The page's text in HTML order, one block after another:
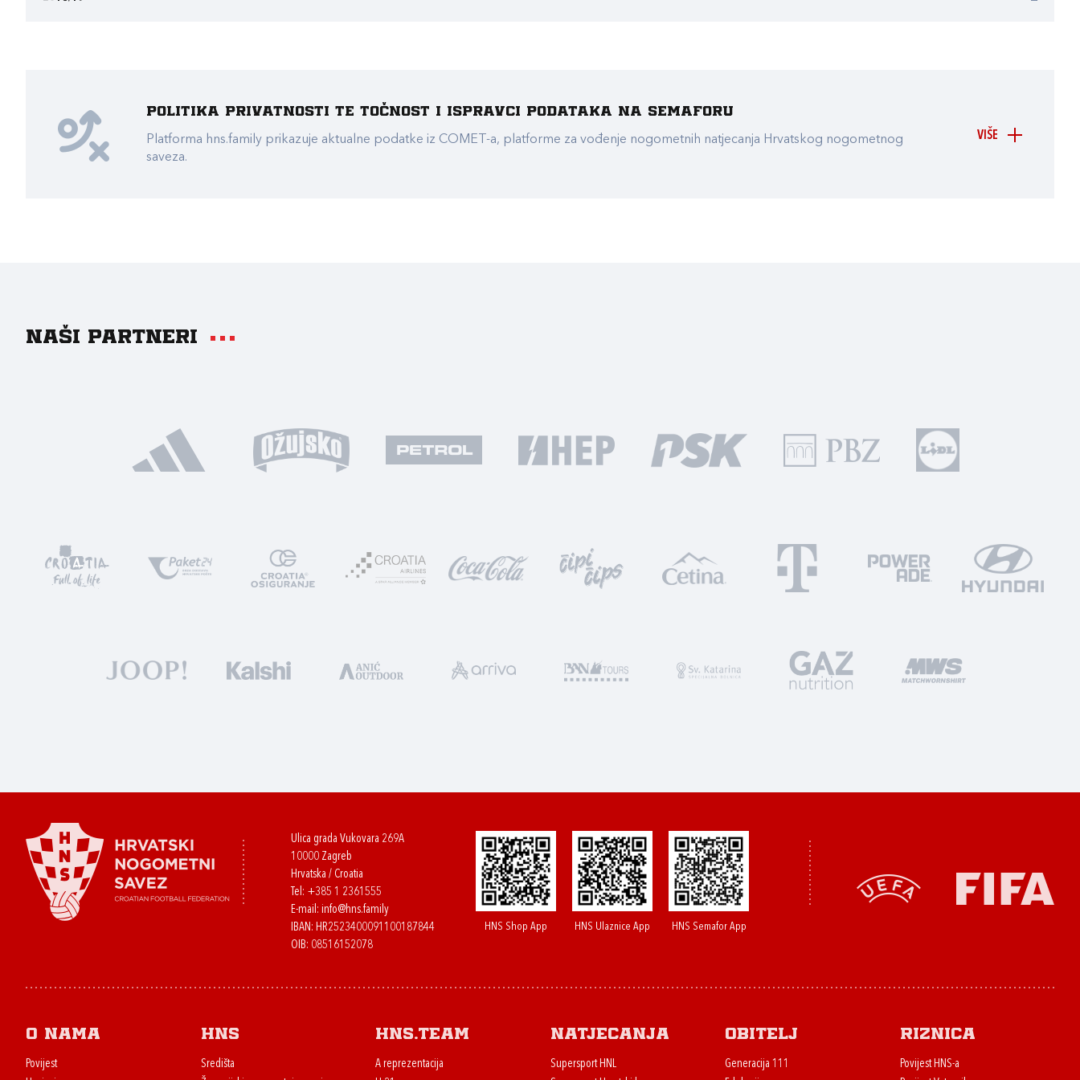
VIŠE
Politika privatnosti te točnost i ispravci podataka na Semaforu
Platforma hns.family prikazuje aktualne podatke iz COMET-a, platforme za vođenje nogometnih natjecanja Hrvatskog nogometnog
saveza.
Naši partneri
Ulica grada Vukovara 269A
10000 Zagreb
Hrvatska / Croatia
Tel: +385 1 2361555
E-mail: info@hns.family
IBAN: HR2523400091100187844
OIB: 08516152078
HNS Shop App HNS Ulaznice App HNS Semafor App
O nama
Povijest
HNS
Središta
HNS.team
A reprezentacija
Natjecanja
Supersport HNL
Obitelj
Generacija 111
Riznica
Povijest HNS-a